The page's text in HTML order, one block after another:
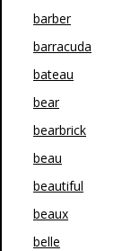
barber
barracuda
bateau
bear
bearbrick
beau
beautiful
beaux
belle